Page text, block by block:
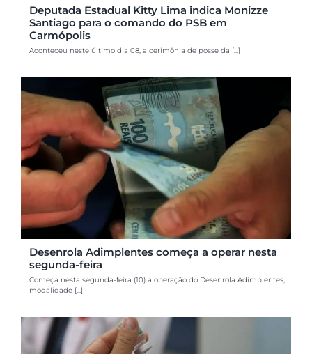
Deputada Estadual Kitty Lima indica Monizze
Santiago para o comando do PSB em
Carmópolis
Aconteceu neste último dia 08, a cerimônia de posse da [...]
Desenrola Adimplentes começa a operar nesta
segunda-feira
Começa nesta segunda-feira (10) a operação do Desenrola Adimplentes,
modalidade [...]